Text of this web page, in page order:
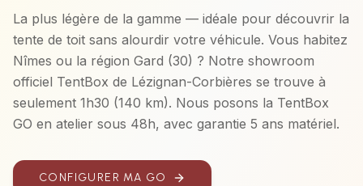
La plus légère de la gamme — idéale pour découvrir la
tente de toit sans alourdir votre véhicule. Vous habitez
Nîmes ou la région Gard (30) ? Notre showroom
officiel TentBox de Lézignan-Corbières se trouve à
seulement 1h30 (140 km). Nous posons la TentBox
GO en atelier sous 48h, avec garantie 5 ans matériel.
CONFIGURER MA GO